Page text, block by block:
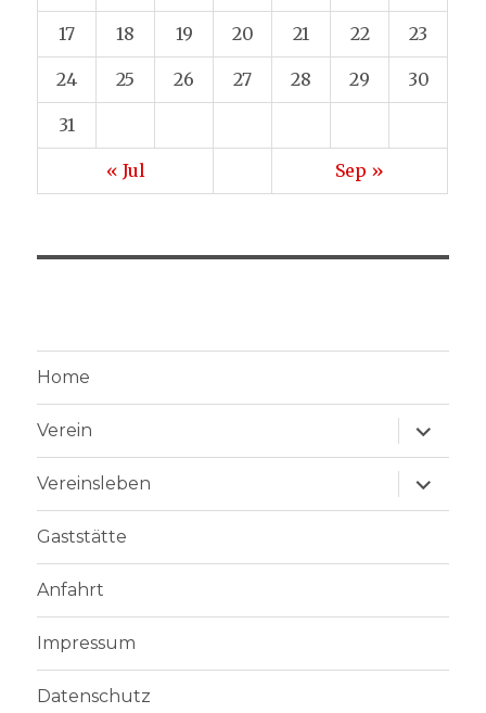
17 18 19 20 21 22 23
24 25 26 27 28 29 30
31
« Jul Sep »
Home
Verein
Vereinsleben
Gaststätte
Anfahrt
Impressum
Datenschutz